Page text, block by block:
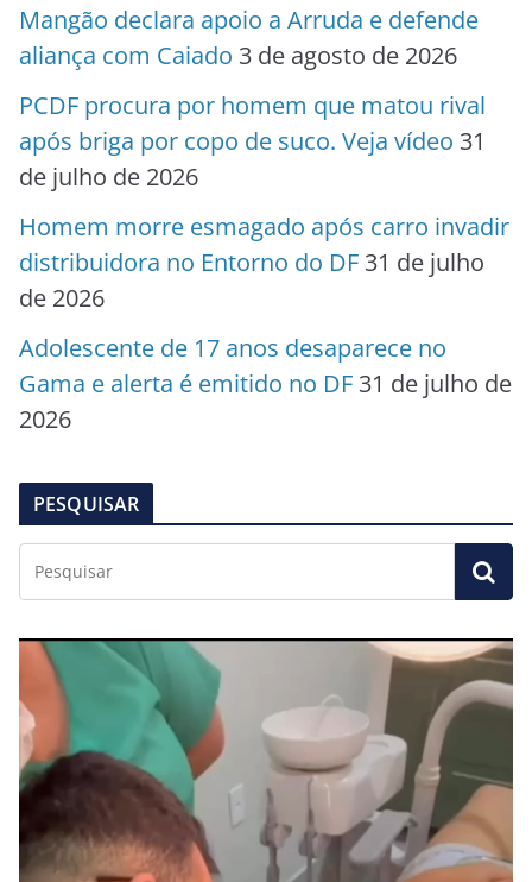
Mangão declara apoio a Arruda e defende
aliança com Caiado 3 de agosto de 2026
PCDF procura por homem que matou rival
após briga por copo de suco. Veja vídeo 31
de julho de 2026
Homem morre esmagado após carro invadir
distribuidora no Entorno do DF 31 de julho
de 2026
Adolescente de 17 anos desaparece no
Gama e alerta é emitido no DF 31 de julho de
2026
PESQUISAR